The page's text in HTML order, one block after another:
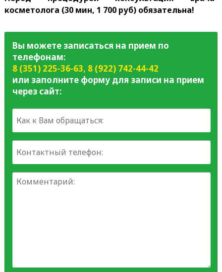
косметолога (30 мин, 1 700 руб) обязательна!
Вы можете записаться на прием по
телефонам:
8 (351) 225-36-63, 8 (922) 742-44-42
или заполните форму для записи на прием
через сайт: